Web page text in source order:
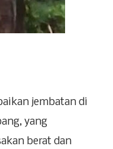
jembatan di
yang
berat dan